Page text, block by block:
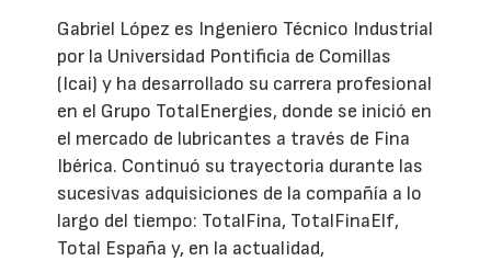
Gabriel López es Ingeniero Técnico Industrial
por la Universidad Pontificia de Comillas
(Icai) y ha desarrollado su carrera profesional
en el Grupo TotalEnergies, donde se inició en
el mercado de lubricantes a través de Fina
Ibérica. Continuó su trayectoria durante las
sucesivas adquisiciones de la compañía a lo
largo del tiempo: TotalFina, TotalFinaElf,
Total España y, en la actualidad,